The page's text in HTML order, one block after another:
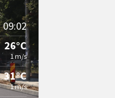
09:02
26°C
1 m/s
31°C
1 m/s